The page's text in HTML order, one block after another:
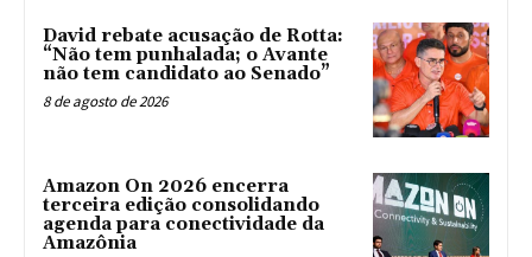
David rebate acusação de Rotta:
“Não tem punhalada; o Avante
não tem candidato ao Senado”
8 de agosto de 2026
Amazon On 2026 encerra
terceira edição consolidando
agenda para conectividade da
Amazônia